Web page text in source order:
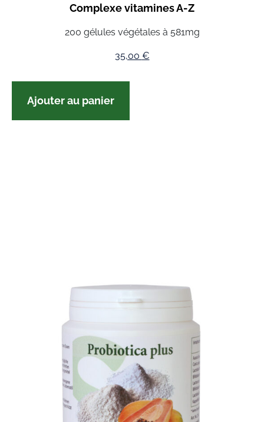
Complexe vitamines A-Z
200 gélules végétales à 581mg
35,00 €
Ajouter au panier